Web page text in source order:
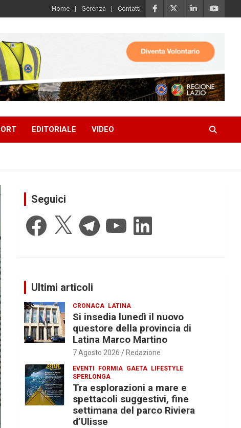
Home Gerenza Contatti
EDITORIALE VIDEO
Seguici
Facebook
X TelegramYouTube LinkedIn
Ultimi articoli
CRONACA LATINA
Si insedia lunedì il nuovo
questore della provincia di
Latina Marco Martino
7 Agosto 2026 Redazione
EVENTI FORMIA GAETA LIFESTYLE
SPERLONGA
Tra esplorazioni a mare e
spettacoli suggestivi, fine
settimana del parco Riviera
d’Ulisse